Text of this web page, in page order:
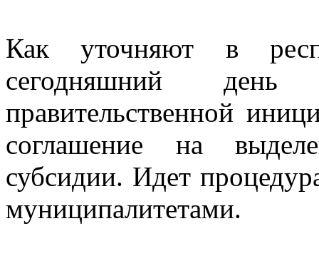
Как уточняют в
сегодняшний
правительственной
соглашение на
субсидии. Идет
муниципалитетами.